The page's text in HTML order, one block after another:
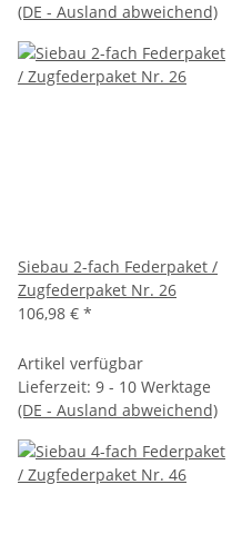
(DE - Ausland abweichend)
Siebau 2-fach Federpaket /
Zugfederpaket Nr. 26
106,98 € *
Artikel verfügbar
Lieferzeit: 9 - 10 Werktage
(DE - Ausland abweichend)